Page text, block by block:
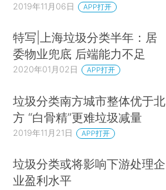
2019年11月06日 APP打开
特写|上海垃圾分类半年：居
委物业兜底 后端能力不足
2020年01月02日 APP打开
垃圾分类南方城市整体优于北
方 “白骨精”更难垃圾减量
2019年11月21日 APP打开
垃圾分类或将影响下游处理企
业盈利水平